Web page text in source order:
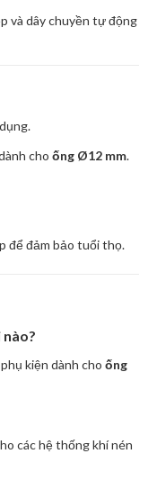
và dây chuyền tự động
choống Ø12 mm.
để đảm bảo tuổi thọ.
nào?
kiện dành cho ống
các hệ thống khí nén